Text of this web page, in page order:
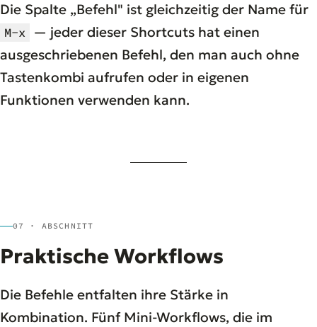
Die Spalte „Befehl" ist gleichzeitig der Name für
M-x
— jeder dieser Shortcuts hat einen
ausgeschriebenen Befehl, den man auch ohne
Tastenkombi aufrufen oder in eigenen
Funktionen verwenden kann.
07 · ABSCHNITT
Praktische Workflows
Die Befehle entfalten ihre Stärke in
Kombination. Fünf Mini-Workflows, die im